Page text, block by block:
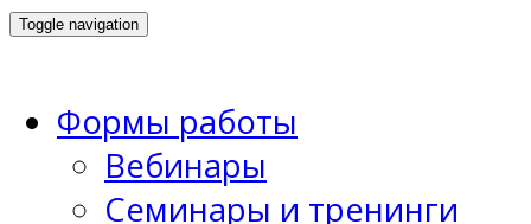
Toggle navigation
Формы работы
Вебинары
Семинары и тренинги